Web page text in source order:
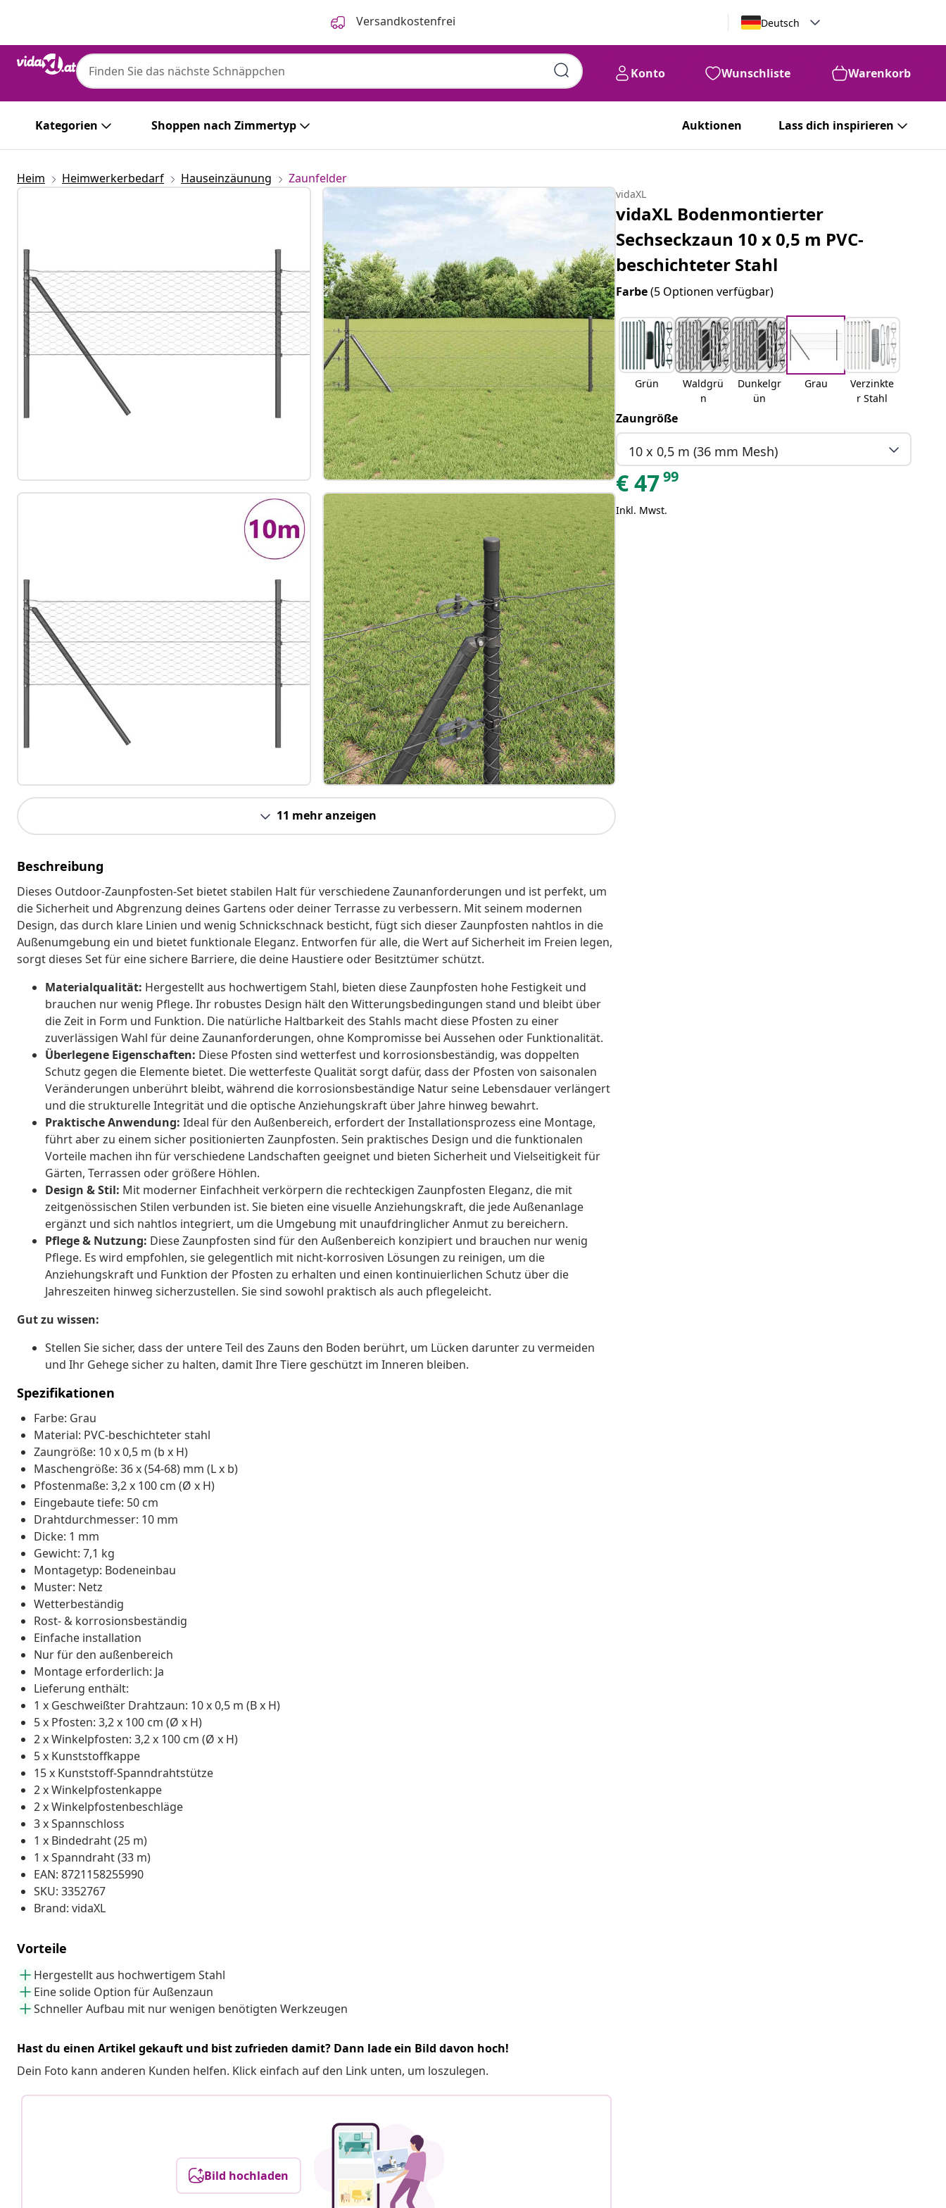
Versandkostenfrei Deutsch
Konto Wunschliste Warenkorb
Kategorien Shoppen nach Zimmertyp Auktionen Lass dich inspirieren
Heim Heimwerkerbedarf Hauseinzäunung Zaunfelder
11 mehr anzeigen
Beschreibung
Dieses Outdoor-Zaunpfosten-Set bietet stabilen Halt für verschiedene Zaunanforderungen und ist perfekt, um
die Sicherheit und Abgrenzung deines Gartens oder deiner Terrasse zu verbessern. Mit seinem modernen
Design, das durch klare Linien und wenig Schnickschnack besticht, fügt sich dieser Zaunpfosten nahtlos in die
Außenumgebung ein und bietet funktionale Eleganz. Entworfen für alle, die Wert auf Sicherheit im Freien legen,
sorgt dieses Set für eine sichere Barriere, die deine Haustiere oder Besitztümer schützt.
Materialqualität: Hergestellt aus hochwertigem Stahl, bieten diese Zaunpfosten hohe Festigkeit und
brauchen nur wenig Pflege. Ihr robustes Design hält den Witterungsbedingungen stand und bleibt über
die Zeit in Form und Funktion. Die natürliche Haltbarkeit des Stahls macht diese Pfosten zu einer
zuverlässigen Wahl für deine Zaunanforderungen, ohne Kompromisse bei Aussehen oder Funktionalität.
Überlegene Eigenschaften: Diese Pfosten sind wetterfest und korrosionsbeständig, was doppelten
Schutz gegen die Elemente bietet. Die wetterfeste Qualität sorgt dafür, dass der Pfosten von saisonalen
Veränderungen unberührt bleibt, während die korrosionsbeständige Natur seine Lebensdauer verlängert
und die strukturelle Integrität und die optische Anziehungskraft über Jahre hinweg bewahrt.
Praktische Anwendung: Ideal für den Außenbereich, erfordert der Installationsprozess eine Montage,
führt aber zu einem sicher positionierten Zaunpfosten. Sein praktisches Design und die funktionalen
Vorteile machen ihn für verschiedene Landschaften geeignet und bieten Sicherheit und Vielseitigkeit für
Gärten, Terrassen oder größere Höhlen.
Design & Stil: Mit moderner Einfachheit verkörpern die rechteckigen Zaunpfosten Eleganz, die mit
zeitgenössischen Stilen verbunden ist. Sie bieten eine visuelle Anziehungskraft, die jede Außenanlage
ergänzt und sich nahtlos integriert, um die Umgebung mit unaufdringlicher Anmut zu bereichern.
Pflege & Nutzung: Diese Zaunpfosten sind für den Außenbereich konzipiert und brauchen nur wenig
Pflege. Es wird empfohlen, sie gelegentlich mit nicht-korrosiven Lösungen zu reinigen, um die
Anziehungskraft und Funktion der Pfosten zu erhalten und einen kontinuierlichen Schutz über die
Jahreszeiten hinweg sicherzustellen. Sie sind sowohl praktisch als auch pflegeleicht.
Gut zu wissen:
Stellen Sie sicher, dass der untere Teil des Zauns den Boden berührt, um Lücken darunter zu vermeiden
und Ihr Gehege sicher zu halten, damit Ihre Tiere geschützt im Inneren bleiben.
Spezifikationen
Farbe: Grau
Material: PVC-beschichteter stahl
Zaungröße: 10 x 0,5 m (b x H)
Maschengröße: 36 x (54-68) mm (L x b)
Pfostenmaße: 3,2 x 100 cm (Ø x H)
Eingebaute tiefe: 50 cm
Drahtdurchmesser: 10 mm
Dicke: 1 mm
Gewicht: 7,1 kg
Montagetyp: Bodeneinbau
Muster: Netz
Wetterbeständig
Rost- & korrosionsbeständig
Einfache installation
Nur für den außenbereich
Montage erforderlich: Ja
Lieferung enthält:
1 x Geschweißter Drahtzaun: 10 x 0,5 m (B x H)
5 x Pfosten: 3,2 x 100 cm (Ø x H)
2 x Winkelpfosten: 3,2 x 100 cm (Ø x H)
5 x Kunststoffkappe
15 x Kunststoff-Spanndrahtstütze
2 x Winkelpfostenkappe
2 x Winkelpfostenbeschläge
3 x Spannschloss
1 x Bindedraht (25 m)
1 x Spanndraht (33 m)
EAN: 8721158255990
SKU: 3352767
Brand: vidaXL
Vorteile
Hergestellt aus hochwertigem Stahl
Eine solide Option für Außenzaun
Schneller Aufbau mit nur wenigen benötigten Werkzeugen
Hast du einen Artikel gekauft und bist zufrieden damit? Dann lade ein Bild davon hoch!
Dein Foto kann anderen Kunden helfen. Klick einfach auf den Link unten, um loszulegen.
Bild hochladen
vidaXL
vidaXL Bodenmontierter
Sechseckzaun 10 x 0,5 m PVC-
beschichteter Stahl
Farbe(5 Optionen verfügbar)
Grün
Waldgrü
n
Dunkelgr
ün
Grau
Verzinkte
r Stahl
Zaungröße
10 x 0,5 m (36 mm Mesh)
€4799
Inkl. Mwst.